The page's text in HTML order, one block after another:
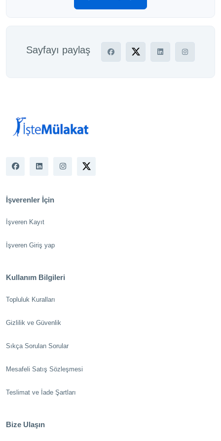
Sayfayı paylaş
İşverenler İçin
İşveren Kayıt
İşveren Giriş yap
Kullanım Bilgileri
Topluluk Kuralları
Gizlilik ve Güvenlik
Sıkça Sorulan Sorular
Mesafeli Satış Sözleşmesi
Teslimat ve İade Şartları
Bize Ulaşın